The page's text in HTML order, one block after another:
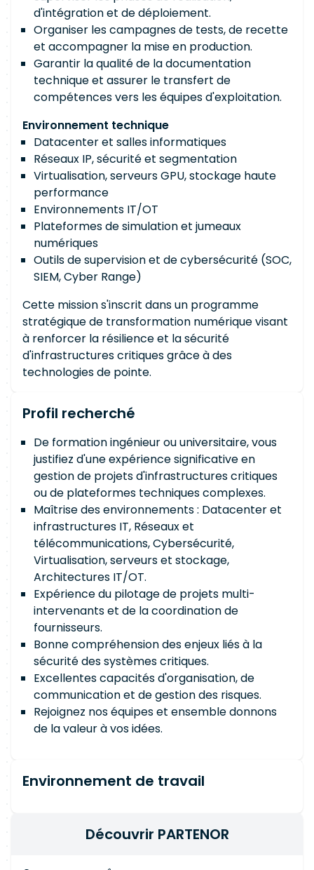
d'intégration et de déploiement.
Organiser les campagnes de tests, de recette
et accompagner la mise en production.
Garantir la qualité de la documentation
technique et assurer le transfert de
compétences vers les équipes d'exploitation.
Environnement technique
Datacenter et salles informatiques
Réseaux IP, sécurité et segmentation
Virtualisation, serveurs GPU, stockage haute
performance
Environnements IT/OT
Plateformes de simulation et jumeaux
numériques
Outils de supervision et de cybersécurité (SOC,
SIEM, Cyber Range)
Cette mission s'inscrit dans un programme
stratégique de transformation numérique visant
à renforcer la résilience et la sécurité
d'infrastructures critiques grâce à des
technologies de pointe.
Profil recherché
De formation ingénieur ou universitaire, vous
justifiez d'une expérience significative en
gestion de projets d'infrastructures critiques
ou de plateformes techniques complexes.
Maîtrise des environnements : Datacenter et
infrastructures IT, Réseaux et
télécommunications, Cybersécurité,
Virtualisation, serveurs et stockage,
Architectures IT/OT.
Expérience du pilotage de projets multi-
intervenants et de la coordination de
fournisseurs.
Bonne compréhension des enjeux liés à la
sécurité des systèmes critiques.
Excellentes capacités d'organisation, de
communication et de gestion des risques.
Rejoignez nos équipes et ensemble donnons
de la valeur à vos idées.
Environnement de travail
Découvrir PARTENOR